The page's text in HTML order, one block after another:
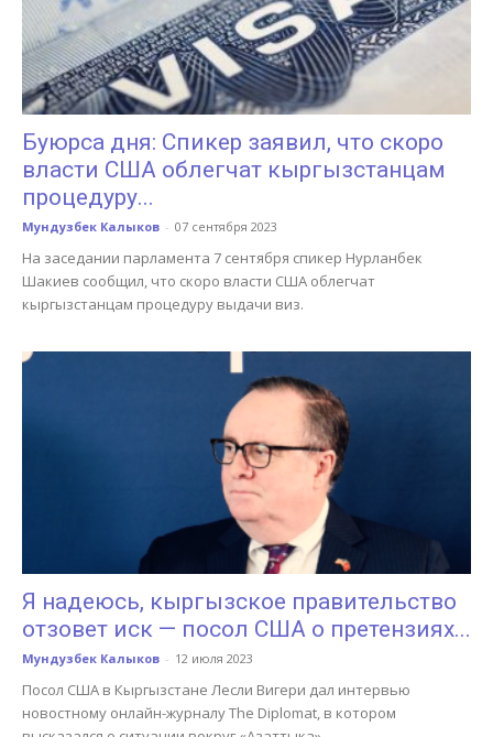
Буюрса дня: Спикер заявил, что скоро
власти США облегчат кыргызстанцам
процедуру...
Мундузбек Калыков - 07 сентября 2023
На заседании парламента 7 сентября спикер Нурланбек
Шакиев сообщил, что скоро власти США облегчат
кыргызстанцам процедуру выдачи виз.
Я надеюсь, кыргызское правительство
отзовет иск — посол США о претензиях...
Мундузбек Калыков - 12 июля 2023
Посол США в Кыргызстане Лесли Вигери дал интервью
новостному онлайн-журналу The Diplomat, в котором